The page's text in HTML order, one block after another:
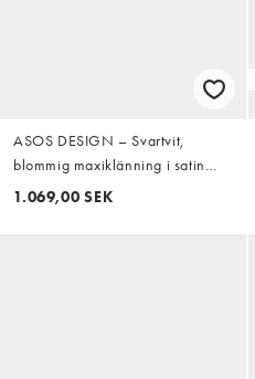
ASOS DESIGN – Svartvit,
blommig maxiklänning i satin
med slits på ärmen och
1.069,00 SEK